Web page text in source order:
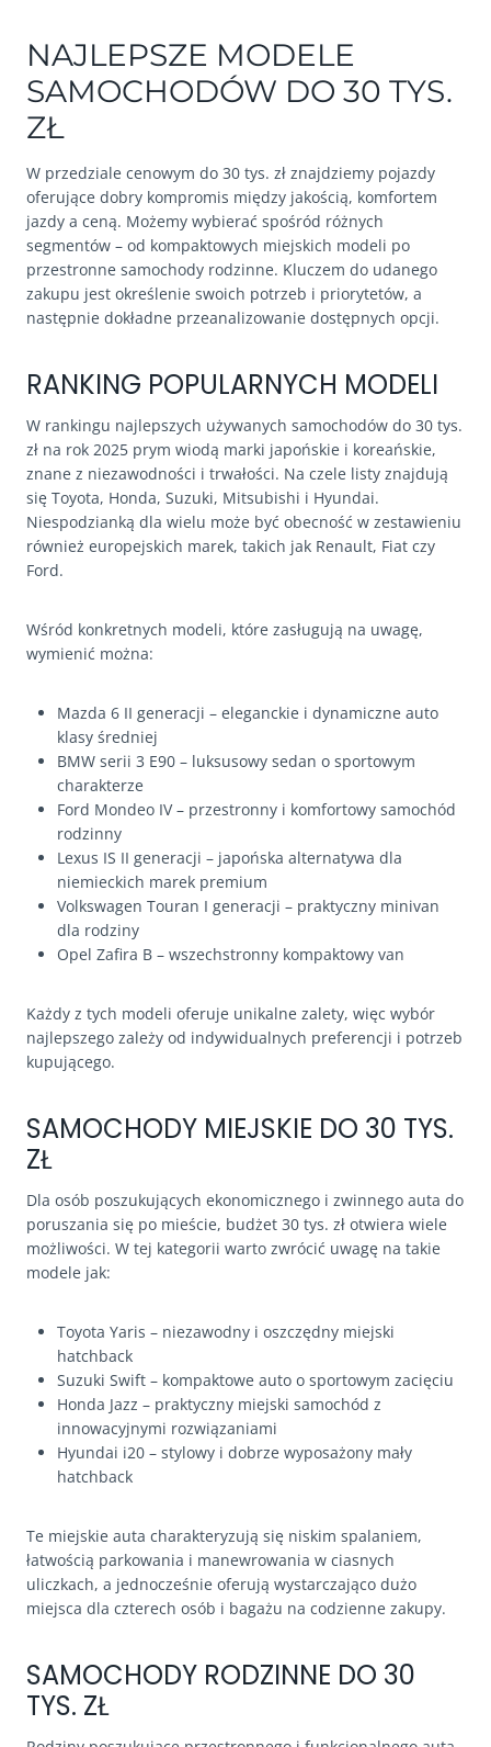
NAJLEPSZE MODELE
SAMOCHODÓW DO 30 TYS.
ZŁ
W przedziale cenowym do 30 tys. zł znajdziemy pojazdy
oferujące dobry kompromis między jakością, komfortem
jazdy a ceną. Możemy wybierać spośród różnych
segmentów – od kompaktowych miejskich modeli po
przestronne samochody rodzinne. Kluczem do udanego
zakupu jest określenie swoich potrzeb i priorytetów, a
następnie dokładne przeanalizowanie dostępnych opcji.
RANKING POPULARNYCH MODELI
W rankingu najlepszych używanych samochodów do 30 tys.
zł na rok 2025 prym wiodą marki japońskie i koreańskie,
znane z niezawodności i trwałości. Na czele listy znajdują
się Toyota, Honda, Suzuki, Mitsubishi i Hyundai.
Niespodzianką dla wielu może być obecność w zestawieniu
również europejskich marek, takich jak Renault, Fiat czy
Ford.
Wśród konkretnych modeli, które zasługują na uwagę,
wymienić można:
Mazda 6 II generacji – eleganckie i dynamiczne auto
klasy średniej
BMW serii 3 E90 – luksusowy sedan o sportowym
charakterze
Ford Mondeo IV – przestronny i komfortowy samochód
rodzinny
Lexus IS II generacji – japońska alternatywa dla
niemieckich marek premium
Volkswagen Touran I generacji – praktyczny minivan
dla rodziny
Opel Zafira B – wszechstronny kompaktowy van
Każdy z tych modeli oferuje unikalne zalety, więc wybór
najlepszego zależy od indywidualnych preferencji i potrzeb
kupującego.
SAMOCHODY MIEJSKIE DO 30 TYS.
ZŁ
Dla osób poszukujących ekonomicznego i zwinnego auta do
poruszania się po mieście, budżet 30 tys. zł otwiera wiele
możliwości. W tej kategorii warto zwrócić uwagę na takie
modele jak:
Toyota Yaris – niezawodny i oszczędny miejski
hatchback
Suzuki Swift – kompaktowe auto o sportowym zacięciu
Honda Jazz – praktyczny miejski samochód z
innowacyjnymi rozwiązaniami
Hyundai i20 – stylowy i dobrze wyposażony mały
hatchback
Te miejskie auta charakteryzują się niskim spalaniem,
łatwością parkowania i manewrowania w ciasnych
uliczkach, a jednocześnie oferują wystarczająco dużo
miejsca dla czterech osób i bagażu na codzienne zakupy.
SAMOCHODY RODZINNE DO 30
TYS. ZŁ